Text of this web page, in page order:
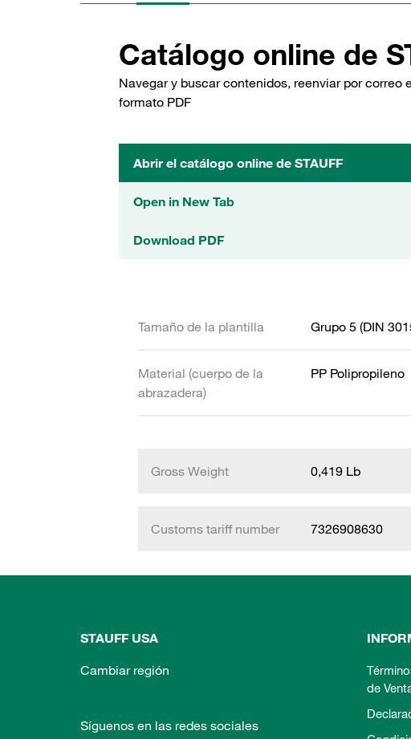
Catálogo online de
Navegar y buscar contenidos, reenviar por correo
formato PDF
Abrir el catálogo online de STAUFF
Open in New Tab
Download PDF
Tamaño de la plantilla Grupo 5 (DIN
Material (cuerpo de la
abrazadera)
PP Polipropileno
Gross Weight 0,419 Lb
Customs tariff number 7326908630
STAUFF USA
Cambiar región
Síguenos en las redes sociales
de